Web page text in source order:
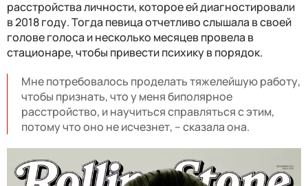
расстройства личности, которое ей диагностировали
в 2018 году. Тогда певица отчетливо слышала в своей
голове голоса и несколько месяцев провела в
стационаре, чтобы привести психику в порядок.
Мне потребовалось проделать тяжелейшую работу,
чтобы признать, что у меня биполярное
расстройство, и научиться справляться с этим,
потому что оно не исчезнет, – сказала она.